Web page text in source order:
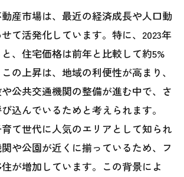
産市場は、最近の経済成長や人口動
て活発化しています。特に、2023年
、住宅価格は前年と比較して約5%
の上昇は、地域の利便性が高まり、
公共交通機関の整備が進む中で、さ
込んでいるためと考えられます。
て世代に人気のエリアとして知られ
や公園が近くに揃っているため、フ
が増加しています。この背景によ